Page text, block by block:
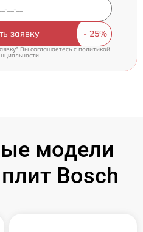
заявку
Вы соглашаетесь cполитикой
модели
Bosch